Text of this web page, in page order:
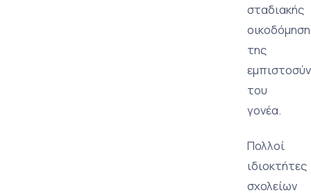
σταδιακής
της
του
γονέα.
Πολλοί
ιδιοκτήτες
σχολείων